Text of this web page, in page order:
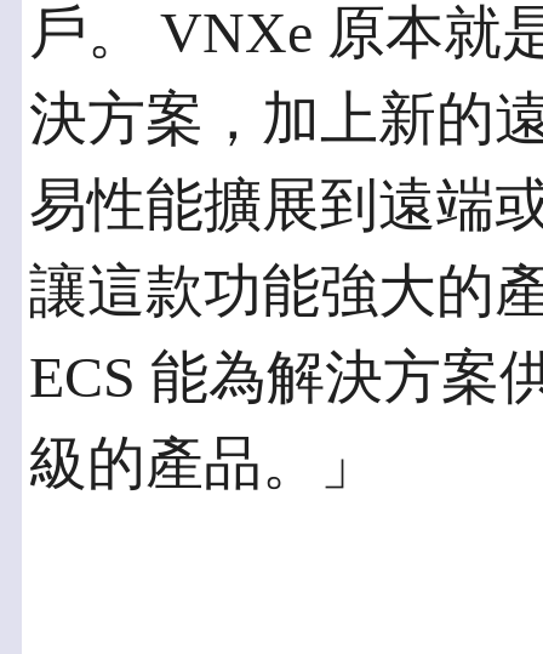
戶。 VNXe 原本就
決方案，加上新的
易性能擴展到遠端
讓這款功能強大的
ECS 能為解決方案
級的產品。」